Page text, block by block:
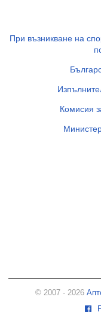
При възникване на
Комисия
© 2007 - 2026